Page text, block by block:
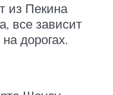
из Пекина
все зависит
дорогах.